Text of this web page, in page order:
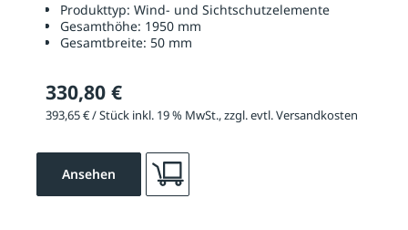
Produkttyp: Wind- und Sichtschutzelemente
Gesamthöhe: 1950 mm
Gesamtbreite: 50 mm
330,80 €
393,65 € / Stück inkl. 19 % MwSt., zzgl. evtl. Versandkosten
Ansehen